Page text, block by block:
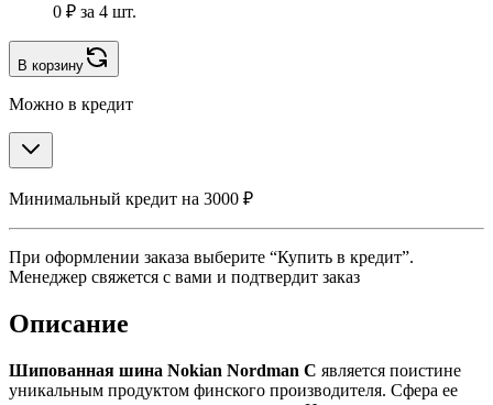
0 ₽ за 4 шт.
В корзину
Можно в кредит
Минимальный кредит на 3000 ₽
При оформлении заказа выберите “Купить в кредит”.
Менеджер свяжется с вами и подтвердит заказ
Описание
Шипованная шина Nokian Nordman C является поистине
уникальным продуктом финского производителя. Сфера ее